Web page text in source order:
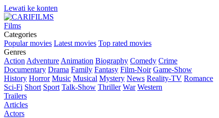
Lewati ke konten
Films
Categories
Popular movies Latest movies Top rated movies
Genres
Action Adventure Animation Biography Comedy Crime
Documentary Drama Family Fantasy Film-Noir Game-Show
History Horror Music Musical Mystery News Reality-TV Romance
Sci-Fi Short Sport Talk-Show Thriller War Western
Trailers
Articles
Actors